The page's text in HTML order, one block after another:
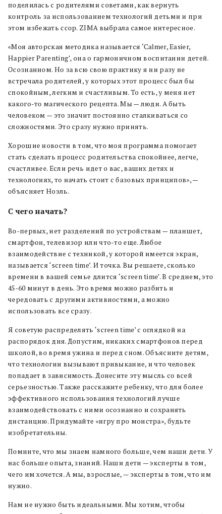
поделилась с родителями советами, как вернуть
контроль за использованием технологий детьми и при
этом избежать ссор. ZIMA выбрала самое интересное.
«Моя авторская методика называется ‘Calmer, Easier,
Happier Parenting’, она о гармоничном воспитании детей.
Осознанном. Но за всю свою практику я ни разу не
встречала родителей, у которых этот процесс был бы
спокойным, легким и счастливым. То есть, у меня нет
какого-то магического рецепта. Мы — люди. А быть
человеком — это значит постоянно сталкиваться со
сложностями. Это сразу нужно принять.
Хорошие новости в том, что моя программа помогает
стать сделать процесс родительства спокойнее, легче,
счастливее. Если речь идет о вас, ваших детях и
технологиях, то начать стоит с базовых принципов», —
объясняет Ноэль.
С чего начать?
Во-первых, нет разделений по устройствам — планшет,
смартфон, телевизор или что-то еще. Любое
взаимодействие с техникой, у которой имеется экран,
называется ‘screen time’. И точка. Вы решаете, сколько
времени в вашей семье длится ‘screen time’. В среднем, это
45-60 минут в день. Это время можно разбить и
чередовать с другими активностями, а можно
использовать все сразу.
Я советую распределять ‘screen time’ с оглядкой на
распорядок дня. Допустим, никаких смартфонов перед
школой, во время ужина и перед сном. Объясните детям,
что технологии вызывают привыкание, и что человек
попадает в зависимость. Донесите эту мысль со всей
серьезностью. Также расскажите ребенку, что для более
эффективного использования технологий лучше
взаимодействовать с ними осознанно и сохранять
дистанцию. Придумайте «игру про монстра», будьте
изобретательны.
Помните, что мы знаем намного больше, чем наши дети. У
нас больше опыта, знаний. Наши дети — эксперты в том,
чего им хочется. А мы, взрослые, — эксперты в том, что им
нужно.
Нам не нужно быть идеальными. Мы хотим, чтобы